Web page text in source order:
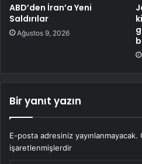
ABD’den İran’a Yeni
Saldırılar
Ağustos 9, 2026
Bir yanıt yazın
E-posta adresiniz yayınlanmayacak.
işaretlenmişlerdir